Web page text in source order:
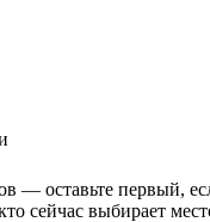
— оставьте первый,
сейчас выбирает